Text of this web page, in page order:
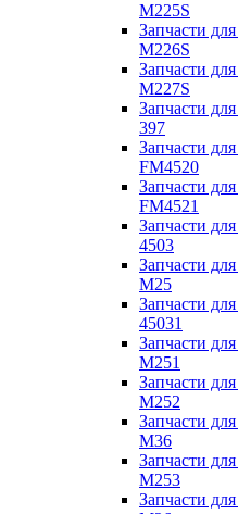
M225S
Запчасти
M226S
Запчасти
M227S
Запчасти
397
Запчасти
FM4520
Запчасти
FM4521
Запчасти
4503
Запчасти
M25
Запчасти
45031
Запчасти
M251
Запчасти
M252
Запчасти
M36
Запчасти
M253
Запчасти